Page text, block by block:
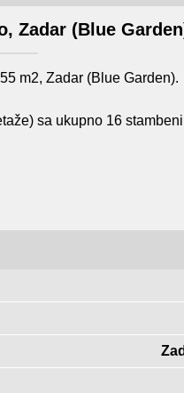
Zadar (Blue
m2, Zadar (Blue Garden).
sa ukupno 16